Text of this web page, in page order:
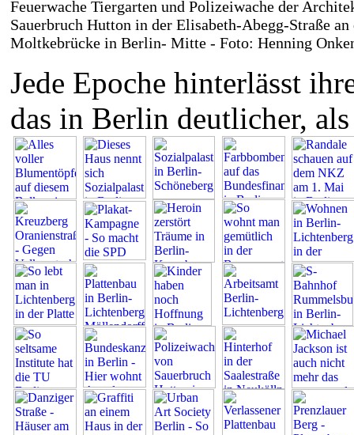
Feuerwache Tiergarten und Polizeiwache der
Sauerbruch Hutton in der Elisabeth-Abegg-Straße an
Moltkebrücke in Berlin- Mitte - Foto: Henning
Jede Epoche hinterlässt
das in Berlin deutlicher, als